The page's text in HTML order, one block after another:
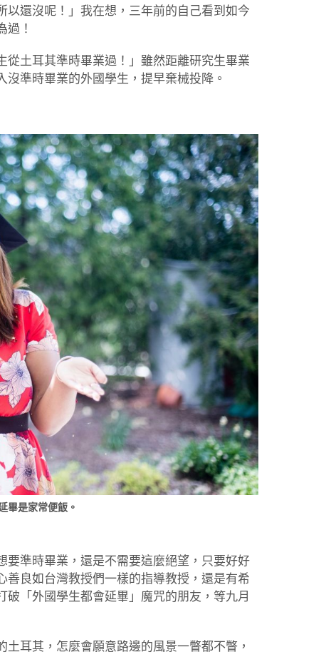
以還沒呢！」我在想，三年前的自己看到如今
過！
土耳其準時畢業過！」雖然距離研究生畢業
準時畢業的外國學生，提早棄械投降。
畢是家常便飯。
要準時畢業，還是不需要這麼絕望，只要好好
良如台灣教授們一樣的指導教授，還是有希
「外國學生都會延畢」魔咒的朋友，等九月
耳其，怎麼會願意路邊的風景一瞥都不瞥，